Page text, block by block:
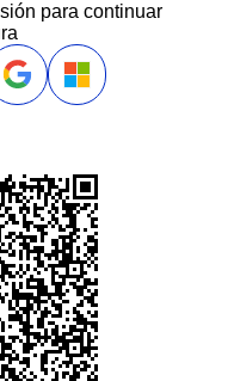
para continuar